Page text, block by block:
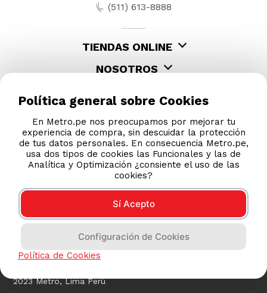
(511) 613-8888
TIENDAS ONLINE
NOSOTROS
COMPRAS 100% SEGURAS
Esta tienda usa Niubiz para realizar transacciones
electrónicas.
2023 Metro, Lima Perú
Política general sobre Cookies
En Metro.pe nos preocupamos por mejorar tu
experiencia de compra, sin descuidar la protección
de tus datos personales. En consecuencia Metro.pe,
usa dos tipos de cookies las Funcionales y las de
Analítica y Optimización ¿consiente el uso de las
cookies?
Sí Acepto
Configuración de Cookies
Política de Cookies